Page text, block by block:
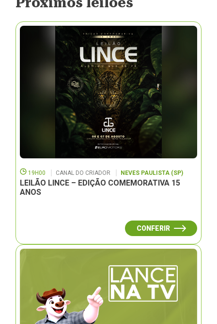
19H00 CANAL DO CRIADOR NEVES PAULISTA (SP)
LEILÃO LINCE – EDIÇÃO COMEMORATIVA 15
ANOS
CONFERIR